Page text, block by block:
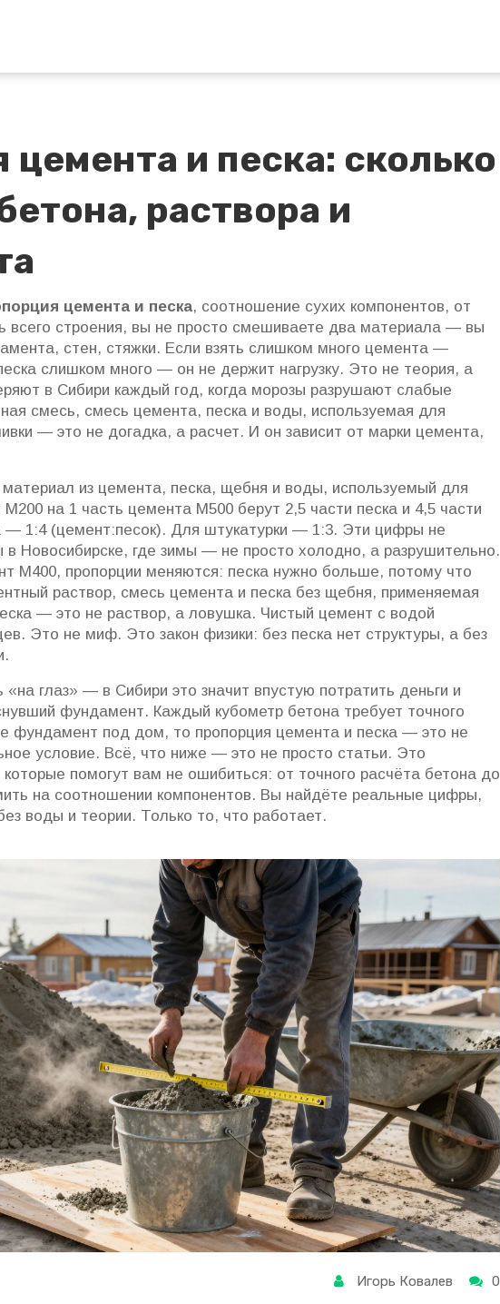
и песка: сколько
раствора и
цемента и песка, соотношение сухих компонентов, от
всего строения, вы не просто смешиваете два материала — вы
стен, стяжки. Если взять слишком много цемента —
слишком много — он не держит нагрузку. Это не теория, а
в Сибири каждый год, когда морозы разрушают слабые
смесь, смесь цемента, песка и воды, используемая для
— это не догадка, а расчет. И он зависит от марки цемента,
материал из цемента, песка, щебня и воды, используемый для
М200 на 1 часть цемента М500 берут 2,5 части песка и 4,5 части
— 1:4 (цемент:песок). Для штукатурки — 1:3. Эти цифры не
Новосибирске, где зимы — не просто холодно, а разрушительно.
М400, пропорции меняются: песка нужно больше, потому что
раствор, смесь цемента и песка без щебня, применяемая
— это не раствор, а ловушка. Чистый цемент с водой
Это не миф. Это закон физики: без песка нет структуры, а без
глаз» — в Сибири это значит впустую потратить деньги и
фундамент. Каждый кубометр бетона требует точного
фундамент под дом, то пропорция цемента и песка — это не
условие. Всё, что ниже — это не просто статьи. Это
которые помогут вам не ошибиться: от точного расчёта бетона до
на соотношении компонентов. Вы найдёте реальные цифры,
воды и теории. Только то, что работает.
Игорь Ковалев 0